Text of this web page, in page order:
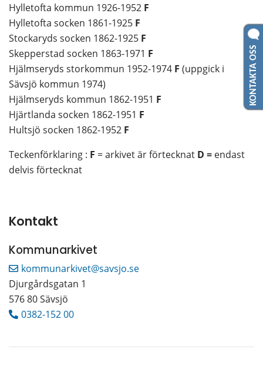
Hylletofta kommun 1926-1952 F
Hylletofta socken 1861-1925 F
Stockaryds socken 1862-1925 F
Skepperstad socken 1863-1971 F
Hjälmseryds storkommun 1952-1974 F (uppgick i
Sävsjö kommun 1974)
Hjälmseryds kommun 1862-1951 F
Hjärtlanda socken 1862-1951 F
Hultsjö socken 1862-1952 F
Teckenförklaring : F = arkivet är förtecknat D = endast
delvis förtecknat
Kontakt
Kommunarkivet
kommunarkivet@savsjo.se
Djurgårdsgatan 1
576 80 Sävsjö
0382-152 00
KONTAKTA OSS